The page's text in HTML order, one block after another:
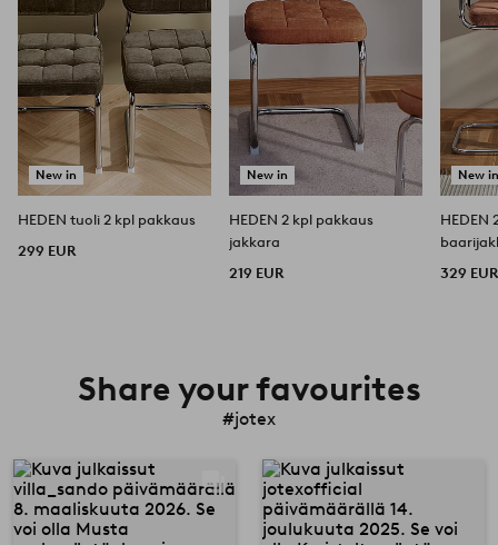
New in
HEDEN tuoli 2 kpl pakkaus
299 EUR
New in
HEDEN 2 kpl pakkaus
jakkara
219 EUR
New
HEDEN
329 EUR
Share your favourites
#jotex